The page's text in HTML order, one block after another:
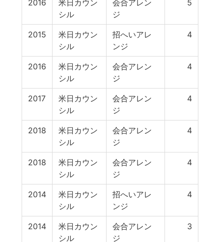
2016
米日カウン
シル
会合アレン
ジ
5
2015
米日カウン
シル
招へいアレ
ンジ
4
2016
米日カウン
シル
会合アレン
ジ
4
2017
米日カウン
シル
会合アレン
ジ
4
2018
米日カウン
シル
会合アレン
ジ
4
2018
米日カウン
シル
会合アレン
ジ
4
2014
米日カウン
シル
招へいアレ
ンジ
4
2014
米日カウン
シル
会合アレン
ジ
3